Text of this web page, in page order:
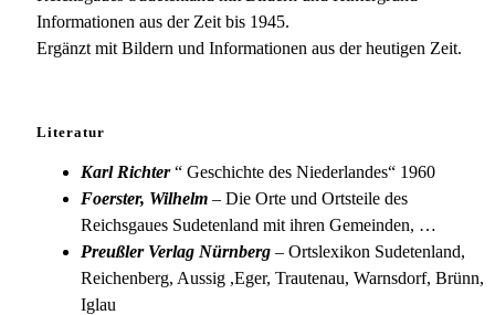
Informationen aus der Zeit bis 1945.
Ergänzt mit Bildern und Informationen aus der heutigen Zeit.
Literatur
Karl Richter“ Geschichte des Niederlandes“ 1960
Foerster, Wilhelm – Die Orte und Ortsteile des
Reichsgaues Sudetenland mit ihren Gemeinden, …
Preußler Verlag Nürnberg – Ortslexikon Sudetenland,
Reichenberg, Aussig ,Eger, Trautenau, Warnsdorf, Brünn,
Iglau